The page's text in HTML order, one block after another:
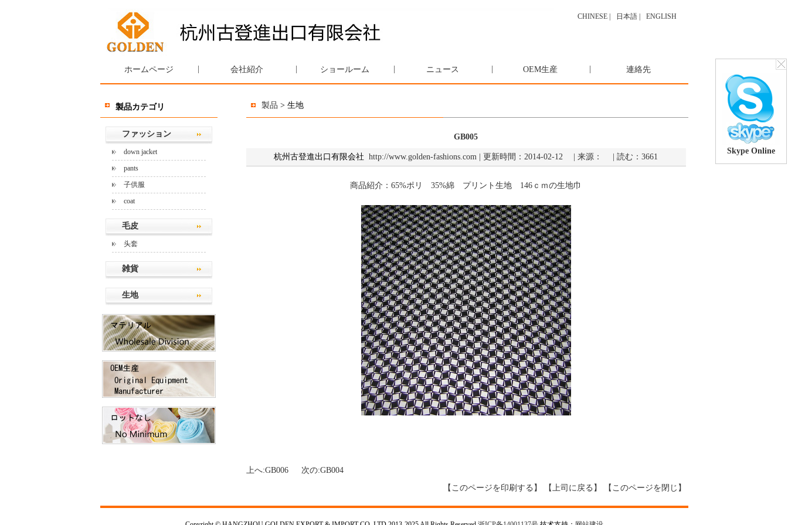
CHINESE| 日本語| ENGLISH
ホームページ 会社紹介 ショールーム ニュース OEM生産 連絡先
Skype Online
製品 > 生地
GB005
杭州古登進出口有限会社 http://www.golden-fashions.com | 更新時間：2014-02-12 | 来源： | 読む：3661
商品紹介： 65%ポリ 35%綿 プリント生地 146 ｃｍの生地巾
上へ:GB006次の:GB004
【 このページを印刷する 】 【上司に戻る 】 【 このページを閉じ 】
製品カテゴリ
ファッション
down jacket
pants
子供服
coat
毛皮
头套
雑貨
生地